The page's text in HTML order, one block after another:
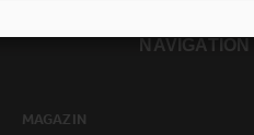
NAVIGATION
MAGAZIN